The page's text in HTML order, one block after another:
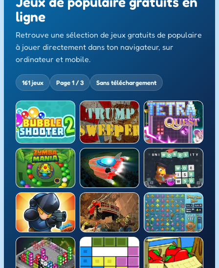
ligne
Retrouve une sélection de jeux gratuits de populaire
à jouer directement dans ton navigateur, sur
ordinateur et mobile.
161 jeux Page 1 / 3 Sans téléchargement